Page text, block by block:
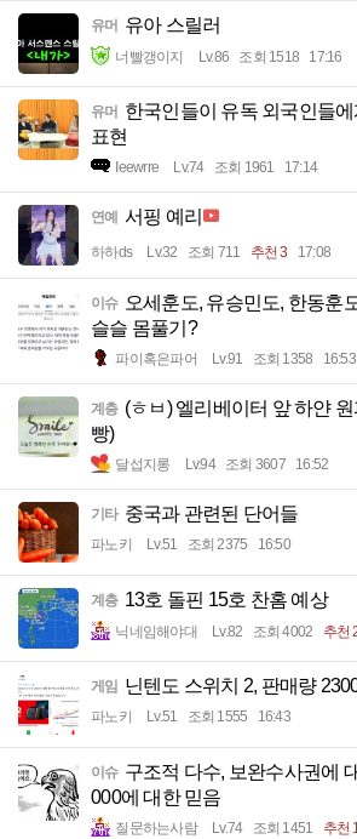
유머 유아 스릴러
너빨갱이지 Lv.86 조회 1518 17:16
유머 한국인들이 유독 외국인들
표현
Ieewrre Lv.74 조회 1961 17:14
연예 서핑 예리
하하ds Lv.32 조회 711 추천 3 17:08
이슈 오세훈도, 유승민도, 한동훈
슬슬 몸풀기?
파이혹은파어 Lv.91 조회 1358 16:53
계층 (ㅎㅂ) 엘리베이터 앞 하얀
빵)
달섭지롱 Lv.94 조회 3607 16:52
기타 중국과 관련된 단어들
파노키 Lv.51 조회 2375 16:50
계층 13호 돌핀 15호 찬홈 예상
닉네임해야대 Lv.82 조회 4002 추천
게임 닌텐도 스위치 2, 판매량
파노키 Lv.51 조회 1555 16:43
이슈 구조적 다수, 보완수사권에
000에 대한 믿음
질문하는사람 Lv.74 조회 1451 추천